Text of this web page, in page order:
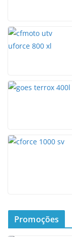
Promoções